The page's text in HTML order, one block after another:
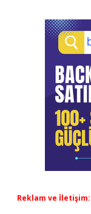
Reklam ve İletişim: